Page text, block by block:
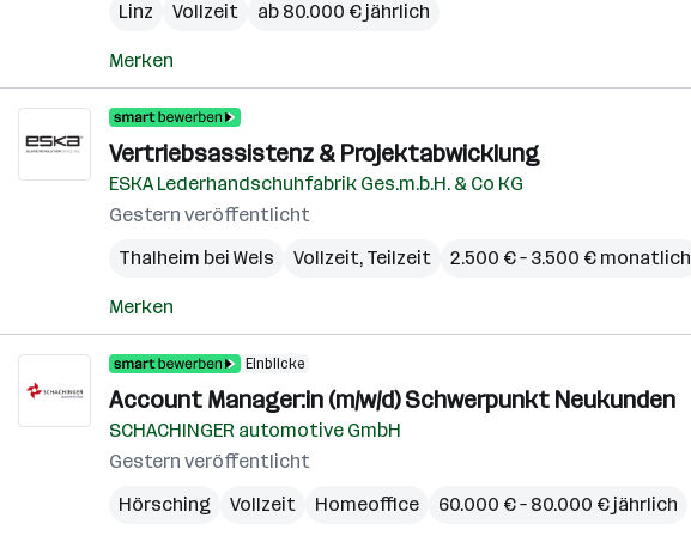
Linz
Vollzeit ab 80.000 € jährlich
Merken
Vertriebsassistenz & Projektabwicklung
ESKA Lederhandschuhfabrik Ges.m.b.H. & Co KG
Gestern veröffentlicht
Thalheim bei Wels
Vollzeit, Teilzeit 2.500 € – 3.500 € monatlich
Merken
Einblicke
Account Manager:in (m/w/d) Schwerpunkt Neukunden
SCHACHINGER automotive GmbH
Gestern veröffentlicht
Hörsching
Vollzeit Homeoffice 60.000 € – 80.000 € jährlich